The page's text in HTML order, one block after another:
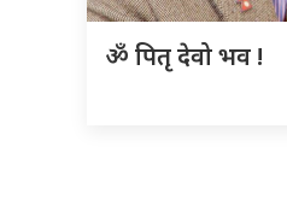
ॐ पितृ देवो भव !